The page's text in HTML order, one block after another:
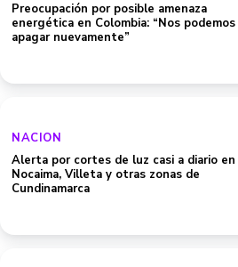
Preocupación por posible amenaza
energética en Colombia: “Nos podemos
apagar nuevamente”
NACION
Alerta por cortes de luz casi a diario en
Nocaima, Villeta y otras zonas de
Cundinamarca